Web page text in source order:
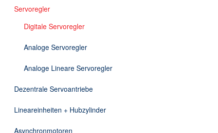
Servoregler
Digitale Servoregler
Analoge Servoregler
Analoge Lineare Servoregler
Dezentrale Servoantriebe
Lineareinheiten + Hubzylinder
Asynchronmotoren